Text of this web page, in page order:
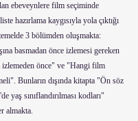
ebeveynlere film seçiminde
hazırlama kaygısıyla yola çıktığı
3 bölümden oluşmakta:
basmadan önce izlemesi gereken
önce" ve "Hangi film
Bunların dışında kitapta "Ön söz
yaş sınıflandırılması kodları"
almakta.